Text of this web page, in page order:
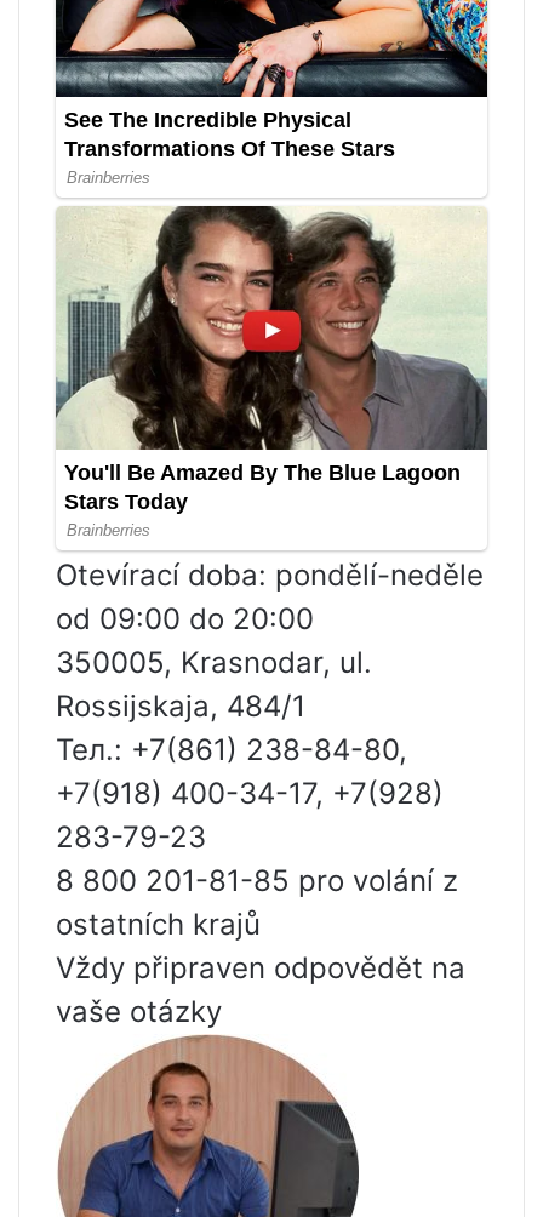
Otevírací doba: pondělí-neděle
od 09:00 do 20:00
350005, Krasnodar, ul.
Rossijskaja, 484/1
Тел.: +7(861) 238-84-80,
+7(918) 400-34-17, +7(928)
283-79-23
8 800 201-81-85 pro volání z
ostatních krajů
Vždy připraven odpovědět na
vaše otázky